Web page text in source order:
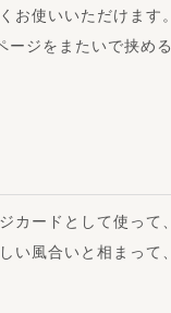
お使いいただけます
ージをまたいで挟め
カードとして使って
い風合いと相まって